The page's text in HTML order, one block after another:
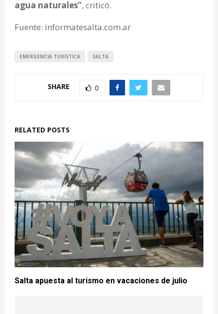
agua naturales”, criticó.
Fuente: informatesalta.com.ar
EMERGENCIA TURISTICA SALTA
SHARE 0
RELATED POSTS
Salta apuesta al turismo en vacaciones de julio